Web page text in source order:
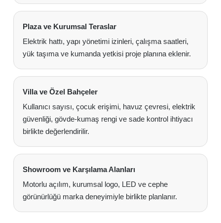
Plaza ve Kurumsal Teraslar
Elektrik hattı, yapı yönetimi izinleri, çalışma saatleri,
yük taşıma ve kumanda yetkisi proje planına eklenir.
Villa ve Özel Bahçeler
Kullanıcı sayısı, çocuk erişimi, havuz çevresi, elektrik
güvenliği, gövde-kumaş rengi ve sade kontrol ihtiyacı
birlikte değerlendirilir.
Showroom ve Karşılama Alanları
Motorlu açılım, kurumsal logo, LED ve cephe
görünürlüğü marka deneyimiyle birlikte planlanır.